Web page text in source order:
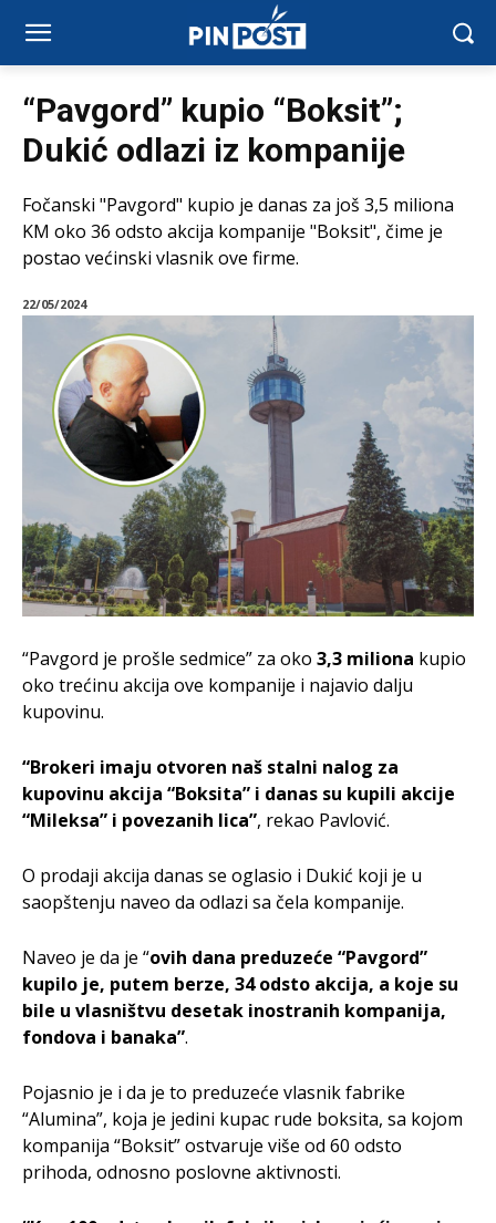
“Pavgord” kupio “Boksit”;
Dukić odlazi iz kompanije
Fočanski "Pavgord" kupio je danas za još 3,5 miliona
KM oko 36 odsto akcija kompanije "Boksit", čime je
postao većinski vlasnik ove firme.
22/05/2024
“Pavgord je prošle sedmice” za oko 3,3 miliona kupio
oko trećinu akcija ove kompanije i najavio dalju
kupovinu.
“Brokeri imaju otvoren naš stalni nalog za
kupovinu akcija “Boksita” i danas su kupili akcije
“Mileksa” i povezanih lica”, rekao Pavlović.
O prodaji akcija danas se oglasio i Dukić koji je u
saopštenju naveo da odlazi sa čela kompanije.
Naveo je da je “ovih dana preduzeće “Pavgord”
kupilo je, putem berze, 34 odsto akcija, a koje su
bile u vlasništvu desetak inostranih kompanija,
fondova i banaka”.
Pojasnio je i da je to preduzeće vlasnik fabrike
“Alumina”, koja je jedini kupac rude boksita, sa kojom
kompanija “Boksit” ostvaruje više od 60 odsto
prihoda, odnosno poslovne aktivnosti.